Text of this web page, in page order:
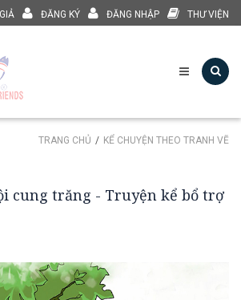
ĐĂNG KÝ ĐĂNG NHẬP THƯ VIỆN
TRANG CHỦ KỂ CHUYỆN THEO TRANH VẼ
cung trăng - Truyện kể bổ trợ